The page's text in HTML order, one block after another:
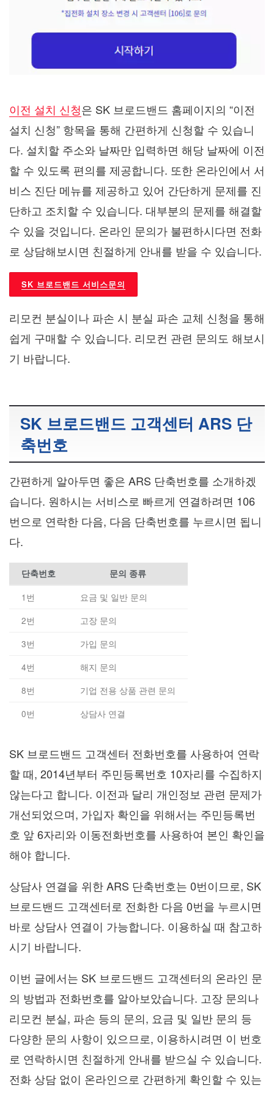
이전 설치 신청은 SK 브로드밴드 홈페이지의 “이전
설치 신청” 항목을 통해 간편하게 신청할 수 있습니
다. 설치할 주소와 날짜만 입력하면 해당 날짜에 이전
할 수 있도록 편의를 제공합니다. 또한 온라인에서 서
비스 진단 메뉴를 제공하고 있어 간단하게 문제를 진
단하고 조치할 수 있습니다. 대부분의 문제를 해결할
수 있을 것입니다. 온라인 문의가 불편하시다면 전화
로 상담해보시면 친절하게 안내를 받을 수 있습니다.
SK 브로드밴드 서비스문의
리모컨 분실이나 파손 시 분실 파손 교체 신청을 통해
쉽게 구매할 수 있습니다. 리모컨 관련 문의도 해보시
기 바랍니다.
SK 브로드밴드 고객센터 ARS 단
축번호
간편하게 알아두면 좋은 ARS 단축번호를 소개하겠
습니다. 원하시는 서비스로 빠르게 연결하려면 106
번으로 연락한 다음, 다음 단축번호를 누르시면 됩니
다.
단축번호 문의 종류
1번
요금 및 일반 문의
2번
고장 문의
3번
가입 문의
4번
해지 문의
8번
기업 전용 상품 관련 문의
0번
상담사 연결
SK 브로드밴드 고객센터 전화번호를 사용하여 연락
할 때, 2014년부터 주민등록번호 10자리를 수집하지
않는다고 합니다. 이전과 달리 개인정보 관련 문제가
개선되었으며, 가입자 확인을 위해서는 주민등록번
호 앞 6자리와 이동전화번호를 사용하여 본인 확인을
해야 합니다.
상담사 연결을 위한 ARS 단축번호는 0번이므로, SK
브로드밴드 고객센터로 전화한 다음 0번을 누르시면
바로 상담사 연결이 가능합니다. 이용하실 때 참고하
시기 바랍니다.
이번 글에서는 SK 브로드밴드 고객센터의 온라인 문
의 방법과 전화번호를 알아보았습니다. 고장 문의나
리모컨 분실, 파손 등의 문의, 요금 및 일반 문의 등
다양한 문의 사항이 있으므로, 이용하시려면 이 번호
로 연락하시면 친절하게 안내를 받으실 수 있습니다.
전화 상담 없이 온라인으로 간편하게 확인할 수 있는